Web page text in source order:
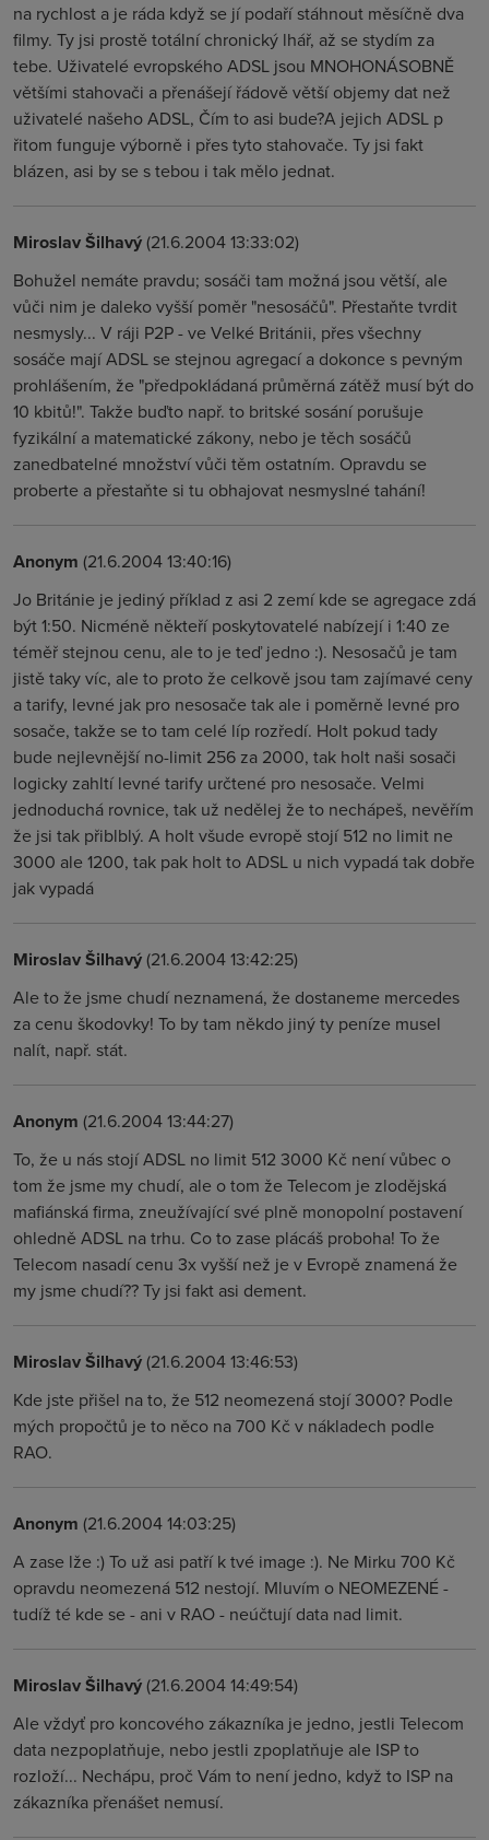
na rychlost a je ráda když se jí podaří stáhnout měsíčně dva
filmy. Ty jsi prostě totální chronický lhář, až se stydím za
tebe. Uživatelé evropského ADSL jsou MNOHONÁSOBNĚ
většími stahovači a přenášejí řádově větší objemy dat než
uživatelé našeho ADSL, Čím to asi bude?A jejich ADSL p
řitom funguje výborně i přes tyto stahovače. Ty jsi fakt
blázen, asi by se s tebou i tak mělo jednat.
Miroslav Šilhavý(21.6.2004 13:33:02)
Bohužel nemáte pravdu; sosáči tam možná jsou větší, ale
vůči nim je daleko vyšší poměr "nesosáčů". Přestaňte tvrdit
nesmysly... V ráji P2P - ve Velké Británii, přes všechny
sosáče mají ADSL se stejnou agregací a dokonce s pevným
prohlášením, že "předpokládaná průměrná zátěž musí být do
10 kbitů!". Takže buďto např. to britské sosání porušuje
fyzikální a matematické zákony, nebo je těch sosáčů
zanedbatelné množství vůči těm ostatním. Opravdu se
proberte a přestaňte si tu obhajovat nesmyslné tahání!
Anonym (21.6.2004 13:40:16)
Jo Británie je jediný příklad z asi 2 zemí kde se agregace zdá
být 1:50. Nicméně někteří poskytovatelé nabízejí i 1:40 ze
téměř stejnou cenu, ale to je teď jedno :). Nesosačů je tam
jistě taky víc, ale to proto že celkově jsou tam zajímavé ceny
a tarify, levné jak pro nesosače tak ale i poměrně levné pro
sosače, takže se to tam celé líp rozředí. Holt pokud tady
bude nejlevnější no-limit 256 za 2000, tak holt naši sosači
logicky zahltí levné tarify určtené pro nesosače. Velmi
jednoduchá rovnice, tak už nedělej že to nechápeš, nevěřím
že jsi tak přiblblý. A holt všude evropě stojí 512 no limit ne
3000 ale 1200, tak pak holt to ADSL u nich vypadá tak dobře
jak vypadá
Miroslav Šilhavý(21.6.2004 13:42:25)
Ale to že jsme chudí neznamená, že dostaneme mercedes
za cenu škodovky! To by tam někdo jiný ty peníze musel
nalít, např. stát.
Anonym (21.6.2004 13:44:27)
To, že u nás stojí ADSL no limit 512 3000 Kč není vůbec o
tom že jsme my chudí, ale o tom že Telecom je zlodějská
mafiánská firma, zneužívající své plně monopolní postavení
ohledně ADSL na trhu. Co to zase plácáš proboha! To že
Telecom nasadí cenu 3x vyšší než je v Evropě znamená že
my jsme chudí?? Ty jsi fakt asi dement.
Miroslav Šilhavý(21.6.2004 13:46:53)
Kde jste přišel na to, že 512 neomezená stojí 3000? Podle
mých propočtů je to něco na 700 Kč v nákladech podle
RAO.
Anonym (21.6.2004 14:03:25)
A zase lže :) To už asi patří k tvé image :). Ne Mirku 700 Kč
opravdu neomezená 512 nestojí. Mluvím o NEOMEZENÉ -
tudíž té kde se - ani v RAO - neúčtují data nad limit.
Miroslav Šilhavý(21.6.2004 14:49:54)
Ale vždyť pro koncového zákazníka je jedno, jestli Telecom
data nezpoplatňuje, nebo jestli zpoplatňuje ale ISP to
rozloží... Nechápu, proč Vám to není jedno, když to ISP na
zákazníka přenášet nemusí.